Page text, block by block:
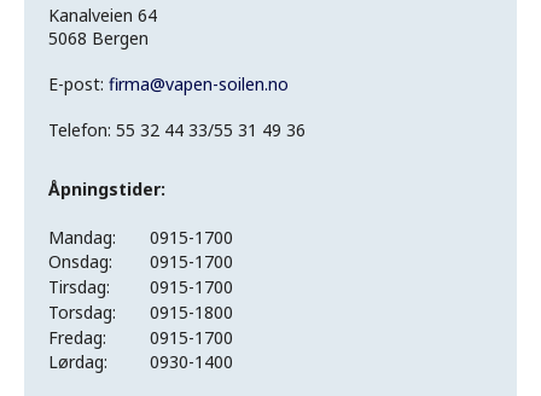
Kanalveien 64
5068 Bergen
E-post: firma@vapen-soilen.no
Telefon: 55 32 44 33/55 31 49 36
Åpningstider:
Mandag:
0915-1700
Onsdag:
0915-1700
Tirsdag:
0915-1700
Torsdag:
0915-1800
Fredag:
0915-1700
Lørdag:
0930-1400